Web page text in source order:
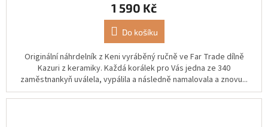
1 590 Kč
Do košíku
Originální náhrdelník z Keni vyráběný ručně ve Far Trade dílně
Kazuri z keramiky. Každá korálek pro Vás jedna ze 340
zaměstnankyň uválela, vypálila a následně namalovala a znovu...